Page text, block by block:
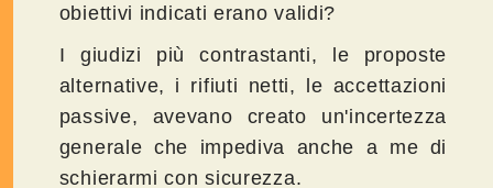
obiettivi indicati erano validi?
I giudizi più contrastanti, le proposte
alternative, i rifiuti netti, le accettazioni
passive, avevano creato un'incertezza
generale che impediva anche a me di
schierarmi con sicurezza.